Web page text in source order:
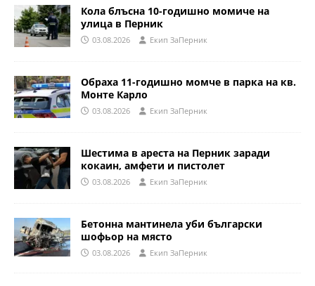
Кола блъсна 10-годишно момиче на
улица в Перник
03.08.2026 Eкип ЗаПерник
Обраха 11-годишно момче в парка на кв.
Монте Карло
03.08.2026 Eкип ЗаПерник
Шестима в ареста на Перник заради
кокаин, амфети и пистолет
03.08.2026 Eкип ЗаПерник
Бетонна мантинела уби български
шофьор на място
03.08.2026 Eкип ЗаПерник